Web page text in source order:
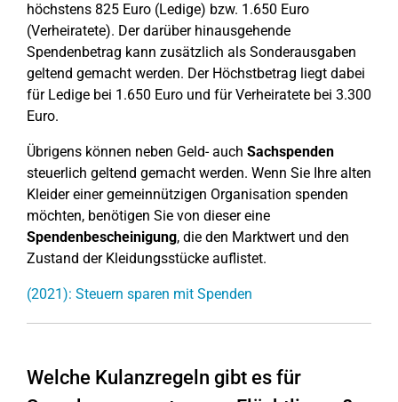
höchstens 825 Euro (Ledige) bzw. 1.650 Euro
(Verheiratete). Der darüber hinausgehende
Spendenbetrag kann zusätzlich als Sonderausgaben
geltend gemacht werden. Der Höchstbetrag liegt dabei
für Ledige bei 1.650 Euro und für Verheiratete bei 3.300
Euro.
Übrigens können neben Geld- auch Sachspenden
steuerlich geltend gemacht werden. Wenn Sie Ihre alten
Kleider einer gemeinnützigen Organisation spenden
möchten, benötigen Sie von dieser eine
Spendenbescheinigung, die den Marktwert und den
Zustand der Kleidungsstücke auflistet.
(2021): Steuern sparen mit Spenden
Welche Kulanzregeln gibt es für